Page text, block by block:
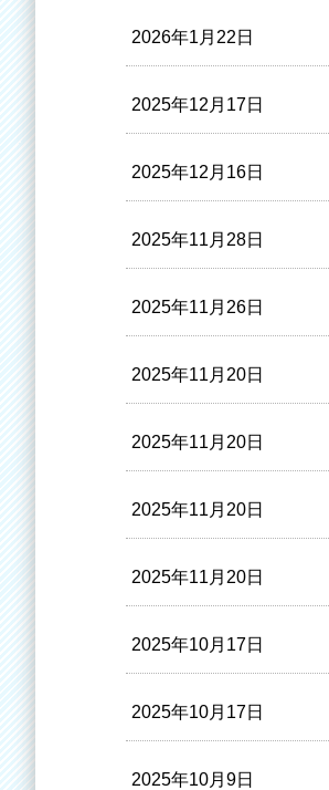
2026年1月22日
2025年12月17日
2025年12月16日
2025年11月28日
2025年11月26日
2025年11月20日
2025年11月20日
2025年11月20日
2025年11月20日
2025年10月17日
2025年10月17日
2025年10月9日